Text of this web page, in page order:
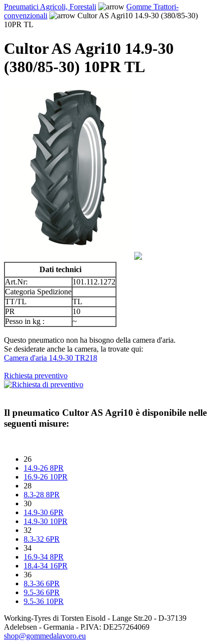
Pneumatici Agricoli, Forestali
Gomme Trattori-
convenzionali
Cultor AS Agri10 14.9-30 (380/85-30)
10PR TL
Cultor AS Agri10 14.9-30
(380/85-30) 10PR TL
Dati technici
Art.Nr:
101.112.1272
Categoria Spedizione
TT/TL
TL
PR
10
Pesso in kg :
~
Questo pneumatico non ha bisogno della camera d'aria.
Se desiderate anche la camera, la trovate qui:
Camera d'aria 14.9-30 TR218
Richiesta preventivo
Il pneumatico Cultor AS Agri10 è disponibile nelle
seguenti misure:
26
14.9-26 8PR
16.9-26 10PR
28
8.3-28 8PR
30
14.9-30 6PR
14.9-30 10PR
32
8.3-32 6PR
34
16.9-34 8PR
18.4-34 16PR
36
8.3-36 6PR
9.5-36 6PR
9.5-36 10PR
Working-Tyres di Torsten Eisold - Lange Str.20 - D-37139
Adelebsen - Germania - P.IVA: DE257264069
shop@gommedalavoro.eu